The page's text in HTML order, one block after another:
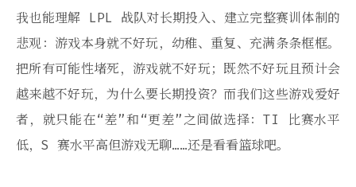
我也能理解 LPL 战队对长期投入、建立完整赛训体制的
悲观：游戏本身就不好玩，幼稚、重复、充满条条框框。
把所有可能性堵死，游戏就不好玩；既然不好玩且预计会
越来越不好玩，为什么要长期投资？而我们这些游戏爱好
者，就只能在“差”和“更差”之间做选择：TI 比赛水平
低，S 赛水平高但游戏无聊……还是看看篮球吧。